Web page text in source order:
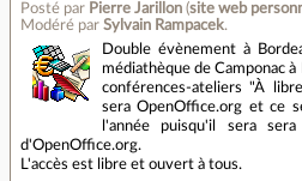
Posté par Pierre Jarillon (site web
Modéré par Sylvain Rampacek.
Double évènement à
médiathèque de Camponac
conférences-ateliers "À
sera OpenOffice.org et ce
l'année puisqu'il sera
d'OpenOffice.org.
L'accès est libre et ouvert à tous.